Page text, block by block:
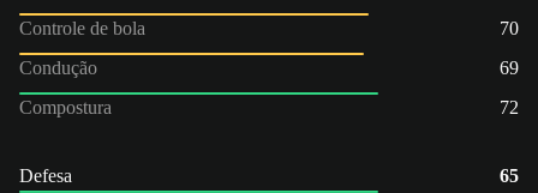
Controle de bola
70
Condução
69
Compostura
72
Defesa
65